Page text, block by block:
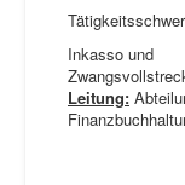
Inkasso und
Leitung: